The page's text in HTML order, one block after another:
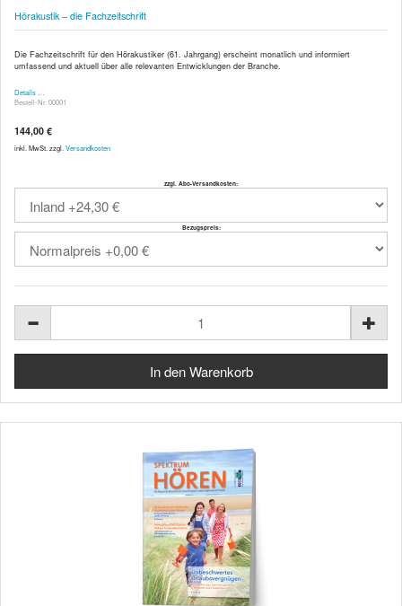
Hörakustik – die Fachzeitschrift
Die Fachzeitschrift für den Hörakustiker (61. Jahrgang) erscheint monatlich und informiert
umfassend und aktuell über alle relevanten Entwicklungen der Branche.
Details …
Bestell-Nr. 00001
144,00 €
inkl. MwSt. zzgl. Versandkosten
zzgl. Abo-Versandkosten:
Bezugspreis: